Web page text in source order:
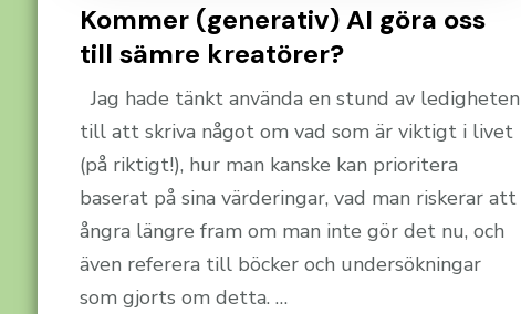
Kommer (generativ) AI göra oss
till sämre kreatörer?
Jag hade tänkt använda en stund av ledigheten
till att skriva något om vad som är viktigt i livet
(på riktigt!), hur man kanske kan prioritera
baserat på sina värderingar, vad man riskerar att
ångra längre fram om man inte gör det nu, och
även referera till böcker och undersökningar
som gjorts om detta. …